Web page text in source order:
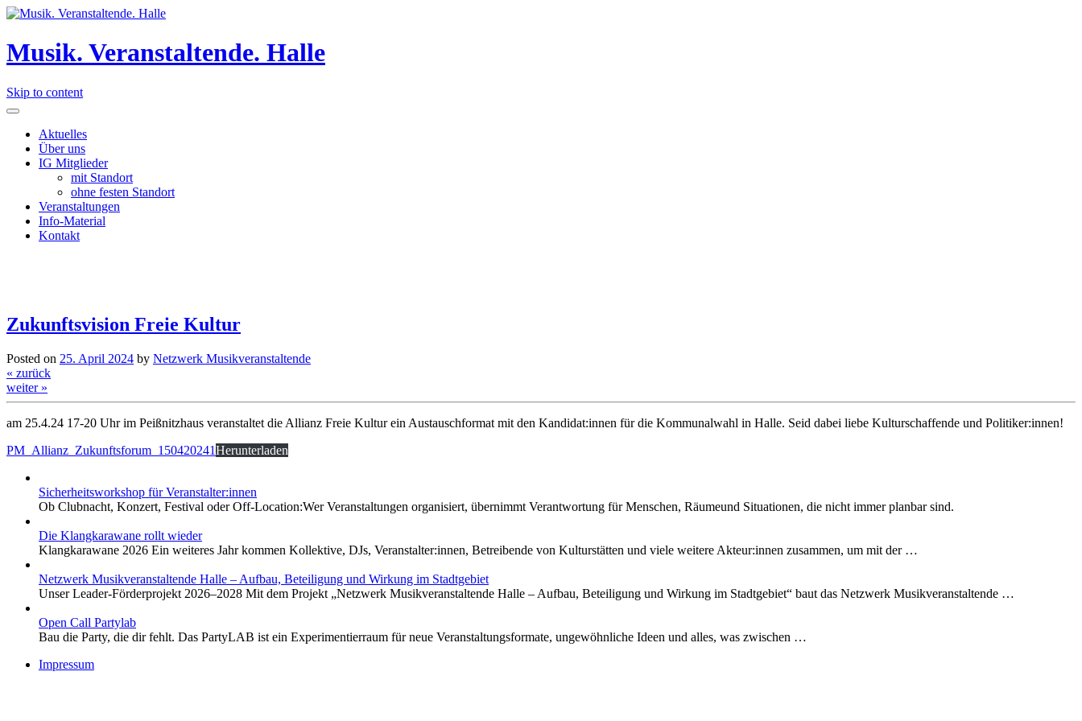
Musik. Veranstaltende. Halle
Skip to content
Aktuelles
Über uns
IG Mitglieder
mit Standort
ohne festen Standort
Veranstaltungen
Info-Material
Kontakt
Zukunftsvision Freie Kultur
Posted on 25. April 2024 by Netzwerk Musikveranstaltende
« zurück
weiter »
am 25.4.24 17-20 Uhr im Peißnitzhaus veranstaltet die Allianz Freie Kultur ein Austauschformat mit den Kandidat:innen für die Kommunalwahl in Halle. Seid dabei liebe Kulturschaffende und Politiker:innen!
PM_Allianz_Zukunftsforum_150420241Herunterladen
Sicherheitsworkshop für Veranstalter:innen
Ob Clubnacht, Konzert, Festival oder Off-Location:Wer Veranstaltungen organisiert, übernimmt Verantwortung für Menschen, Räumeund Situationen, die nicht immer planbar sind.
Die Klangkarawane rollt wieder
Klangkarawane 2026 Ein weiteres Jahr kommen Kollektive, DJs, Veranstalter:innen, Betreibende von Kulturstätten und viele weitere Akteur:innen zusammen, um mit der …
Netzwerk Musikveranstaltende Halle – Aufbau, Beteiligung und Wirkung im Stadtgebiet
Unser Leader-Förderprojekt 2026–2028 Mit dem Projekt „Netzwerk Musikveranstaltende Halle – Aufbau, Beteiligung und Wirkung im Stadtgebiet“ baut das Netzwerk Musikveranstaltende …
Open Call Partylab
Bau die Party, die dir fehlt. Das PartyLAB ist ein Experimentierraum für neue Veranstaltungsformate, ungewöhnliche Ideen und alles, was zwischen …
Impressum